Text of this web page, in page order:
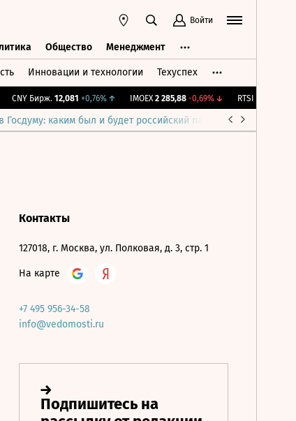
Войти
Общество Менеджмент
Инновации и технологии Техуспех
CNY Бирж. 12,081 +0,76%↑ IMOEX 2 285,88 -0,69%↓ RTSI 884,56
Госдуму: каким был и будет российский парламент
Контакты
127018, г. Москва, ул. Полковая, д. 3, стр. 1
На карте
+7 495 956-34-58
info@vedomosti.ru